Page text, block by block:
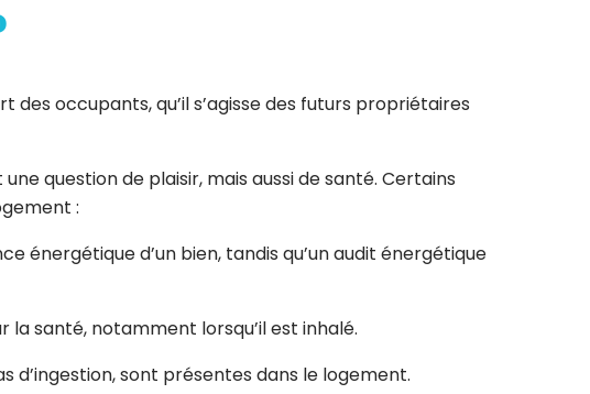
occupants, qu’il s’agisse des futurs propriétaires
question de plaisir, mais aussi de santé. Certains
:
énergétique d’un bien, tandis qu’un audit énergétique
santé, notamment lorsqu’il est inhalé.
sont présentes dans le logement.